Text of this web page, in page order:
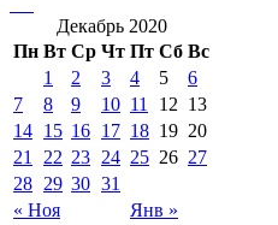
Декабрь 2020
Пн Вт Ср Чт Пт Сб Вс
« Ноя Янв »
1 2 3 4 5
6
7
8 9 10 11 12 13
14 15 16 17 18 19 20
21
22 23 24 25 26 27
28 29 30 31